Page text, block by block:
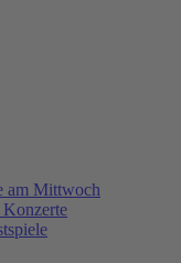
am Mittwoch
Konzerte